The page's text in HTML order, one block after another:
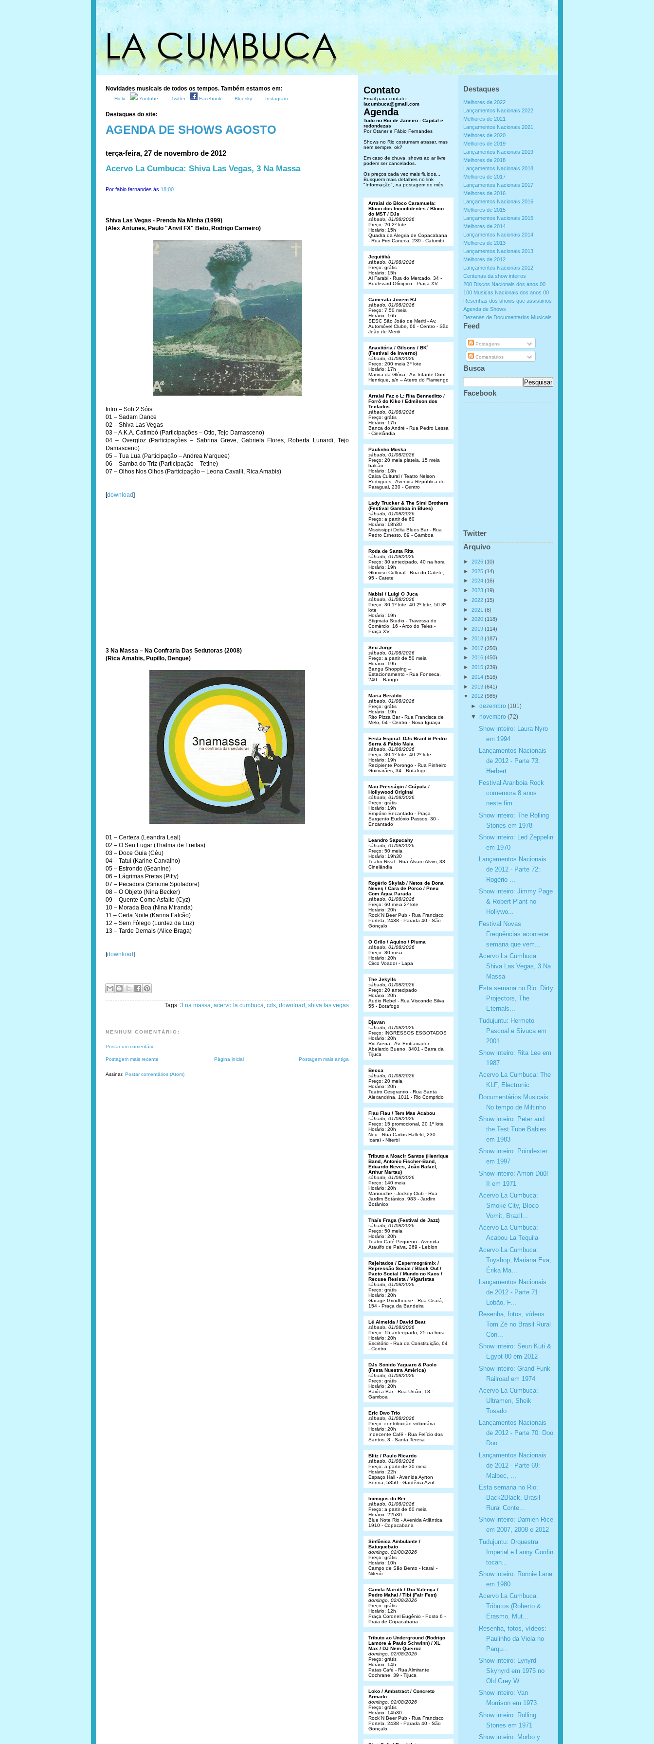
Novidades musicais de todos os tempos. Também estamos em:
Flickr: Youtube : Twitter: Facebook : Bluesky : Instagram
Destaques do site:
AGENDA DE SHOWS AGOSTO
terça-feira, 27 de novembro de 2012
Acervo La Cumbuca: Shiva Las Vegas, 3 Na Massa
Por fabio fernandes às 18:00
Shiva Las Vegas - Prenda Na Minha (1999)
(Alex Antunes, Paulo "Anvil FX" Beto, Rodrigo Carneiro)
Intro – Sob 2 Sóis
01 – Sadam Dance
02 – Shiva Las Vegas
03 – A.K.A. Catimbó (Participações – Otto, Tejo Damasceno)
04 – Overgloz (Participações – Sabrina Greve, Gabriela Flores, Roberta Lunardi, Tejo
Damasceno)
05 – Tua Lua (Participação – Andrea Marquee)
06 – Samba do Triz (Participação – Tetine)
07 – Olhos Nos Olhos (Participação – Leona Cavalli, Rica Amabis)
[download]
3 Na Massa – Na Confraria Das Sedutoras (2008)
(Rica Amabis, Pupillo, Dengue)
01 – Certeza (Leandra Leal)
02 – O Seu Lugar (Thalma de Freitas)
03 – Doce Guia (Céu)
04 – Tatuí (Karine Carvalho)
05 – Estrondo (Geanine)
06 – Lágrimas Pretas (Pitty)
07 – Pecadora (Simone Spoladore)
08 – O Objeto (Nina Becker)
09 – Quente Como Asfalto (Cyz)
10 – Morada Boa (Nina Miranda)
11 – Certa Noite (Karina Falcão)
12 – Sem Fôlego (Lurdez da Luz)
13 – Tarde Demais (Alice Braga)
[download]
Tags: 3 na massa, acervo la cumbuca, cds, download , shiva las vegas
NENHUM COMENTÁRIO:
Postar um comentário
Postagem mais recente Postagem mais antiga
Página inicial
Assinar: Postar comentários (Atom)
Destaques
Melhores de 2022
Lançamentos Nacionais 2022
Melhores de 2021
Lançamentos Nacionais 2021
Melhores de 2020
Melhores de 2019
Lançamentos Nacionais 2019
Melhores de 2018
Lançamentos Nacionais 2018
Melhores de 2017
Lançamentos Nacionais 2017
Melhores de 2016
Lançamentos Nacionais 2016
Melhores de 2015
Lançamentos Nacionais 2015
Melhores de 2014
Lançamentos Nacionais 2014
Melhores de 2013
Lançamentos Nacionais 2013
Melhores de 2012
Lançamentos Nacionais 2012
Centenas da show inteiros
200 Discos Nacionais dos anos 00
100 Musicas Nacionais dos anos 00
Resenhas dos shows que assistimos
Agenda de Shows
Dezenas de Documentarios Musicais
Feed
Postagens
Comentários
Busca
Facebook
Twitter
Arquivo
► 2026 (10)
► 2025 (14)
► 2024 (16)
► 2023 (19)
► 2022 (15)
► 2021 (8)
► 2020 (118)
► 2019 (114)
► 2018 (187)
► 2017 (250)
► 2016 (450)
► 2015 (239)
► 2014 (516)
► 2013 (641)
▼ 2012 (985)
► dezembro (101)
▼ novembro (72)
Show inteiro: Laura Nyro
em 1994
Lançamentos Nacionais
de 2012 - Parte 73:
Herbert ...
Festival Arariboia Rock
comemora 8 anos
neste fim ...
Show inteiro: The Rolling
Stones em 1978
Show inteiro: Led Zeppelin
em 1970
Lançamentos Nacionais
de 2012 - Parte 72:
Rogério ...
Show inteiro: Jimmy Page
& Robert Plant no
Hollywo...
Festival Novas
Frequências acontece
semana que vem...
Acervo La Cumbuca:
Shiva Las Vegas, 3 Na
Massa
Esta semana no Rio: Dirty
Projectors, The
Eternals...
Tudujuntu: Hermeto
Pascoal e Sivuca em
2001
Show inteiro: Rita Lee em
1987
Acervo La Cumbuca: The
KLF, Electronic
Documentários Musicais:
No tempo de Miltinho
Show inteiro: Peter and
the Test Tube Babies
em 1983
Show inteiro: Poindexter
em 1997
Show inteiro: Amon Düül
II em 1971
Acervo La Cumbuca:
Smoke City, Bloco
Vomit, Brazil...
Acervo La Cumbuca:
Acabou La Tequila
Acervo La Cumbuca:
Toyshop, Mariana Eva,
Érika Ma...
Lançamentos Nacionais
de 2012 - Parte 71:
Lobão, F...
Resenha, fotos, vídeos:
Tom Zé no Brasil Rural
Con...
Show inteiro: Seun Kuti &
Egypt 80 em 2012
Show inteiro: Grand Funk
Railroad em 1974
Acervo La Cumbuca:
Ultramen, Sheik
Tosado
Lançamentos Nacionais
de 2012 - Parte 70: Doo
Doo ...
Lançamentos Nacionais
de 2012 - Parte 69:
Malbec, ...
Esta semana no Rio:
Back2Black, Brasil
Rural Conte...
Show inteiro: Damien Rice
em 2007, 2008 e 2012
Tudujuntu: Orquestra
Imperial e Lanny Gordin
tocan...
Show inteiro: Ronnie Lane
em 1980
Acervo La Cumbuca:
Tributos (Roberto &
Erasmo, Mut...
Resenha, fotos, vídeos:
Paulinho da Viola no
Parqu...
Show inteiro: Lynyrd
Skynyrd em 1975 no
Old Grey W...
Show inteiro: Van
Morrison em 1973
Show inteiro: Rolling
Stones em 1971
Show inteiro: Morbo y
Contato
Email para contato:
lacumbuca@gmail.com
Agenda
Tudo no Rio de Janeiro - Capital e
redondezas
Por Otaner e Fábio Fernandes
Shows no Rio costumam atrasar, mas
nem sempre, ok?
Em caso de chuva, shows ao ar livre
podem ser cancelados.
Os preços cada vez mais fluidos...
Busquem mais detalhes no link
"Informação", na postagem do mês.
Arraial do Bloco Caramuela:
Bloco dos Inconfidentes / Bloco
do MST / DJs
sábado, 01/08/2026
Preço: 20 2º lote
Horário: 15h
Quadra da Alegria de Copacabana
- Rua Frei Caneca, 239 - Catumbi
Jequitibá
sábado, 01/08/2026
Preço: grátis
Horário: 15h
Al Farabi - Rua do Mercado, 34 -
Boulevard Olímpico - Praça XV
Camerata Jovem RJ
sábado, 01/08/2026
Preço: 7,50 meia
Horário: 16h
SESC São João de Meriti - Av.
Automóvel Clube, 66 - Centro - São
João de Meriti
Anavitória / Gilsons / BK´
(Festival de Inverno)
sábado, 01/08/2026
Preço: 200 meia 3º lote
Horário: 17h
Marina da Glória - Av. Infante Dom
Henrique, s/n – Aterro do Flamengo
Arraial Faz o L: Rita Benneditto /
Forró do Kiko / Edmilson dos
Teclados
sábado, 01/08/2026
Preço: grátis
Horário: 17h
Banca do André - Rua Pedro Lessa
- Cinelândia
Paulinho Moska
sábado, 01/08/2026
Preço: 20 meia plateia, 15 meia
balcão
Horário: 18h
Caixa Cultural / Teatro Nelson
Rodrigues - Avenida República do
Paraguai, 230 - Centro
Lady Trucker & The Simi Brothers
(Festival Gamboa in Blues)
sábado, 01/08/2026
Preço: a partir de 60
Horário: 18h30
Mississippi Delta Blues Bar - Rua
Pedro Ernesto, 89 - Gamboa
Roda de Santa Rita
sábado, 01/08/2026
Preço: 30 antecipado, 40 na hora
Horário: 19h
Glorioso Cultural - Rua do Catete,
95 - Catete
Nabisi / Luigi O Juca
sábado, 01/08/2026
Preço: 30 1º lote, 40 2º lote, 50 3º
lote
Horário: 19h
Stigmata Studio - Travessa do
Comércio, 16 - Arco do Teles -
Praça XV
Seu Jorge
sábado, 01/08/2026
Preço: a partir de 50 meia
Horário: 19h
Bangu Shopping –
Estacionamento - Rua Fonseca,
240 – Bangu
Maria Beraldo
sábado, 01/08/2026
Preço: grátis
Horário: 19h
Rito Pizza Bar - Rua Francisca de
Melo, 64 - Centro - Nova Iguaçu
Festa Espiral: DJs Brant & Pedro
Serra & Fábio Maia
sábado, 01/08/2026
Preço: 30 1º lote, 40 2º lote
Horário: 19h
Recipiente Porongo - Rua Pinheiro
Guimarães, 34 - Botafogo
Mau Presságio / Crápula /
Hollywood Original
sábado, 01/08/2026
Preço: grátis
Horário: 19h
Empório Encantado - Praça
Sargento Eudóxio Passos, 30 -
Encantado
Leandro Sapucahy
sábado, 01/08/2026
Preço: 50 meia
Horário: 19h30
Teatro Rival - Rua Álvaro Alvim, 33 -
Cinelândia
Rogério Skylab / Netos de Dona
Neves / Cara de Porco / Pneu
Com Água Parada
sábado, 01/08/2026
Preço: 60 meia 2º lote
Horário: 20h
Rock´N Beer Pub - Rua Francisco
Portela, 2438 - Parada 40 - São
Gonçalo
O Grilo / Aquino / Pluma
sábado, 01/08/2026
Preço: 80 meia
Horário: 20h
Circo Voador - Lapa
The Jekylls
sábado, 01/08/2026
Preço: 20 antecipado
Horário: 20h
Audio Rebel - Rua Visconde Silva,
55 - Botafogo
Djavan
sábado, 01/08/2026
Preço: INGRESSOS ESGOTADOS
Horário: 20h
Rio Arena - Av. Embaixador
Abelardo Bueno, 3401 - Barra da
Tijuca
Becca
sábado, 01/08/2026
Preço: 20 meia
Horário: 20h
Teatro Cesgranrio - Rua Santa
Alexandrina, 1011 - Rio Comprido
Flau Flau / Tem Mas Acabou
sábado, 01/08/2026
Preço: 15 promocional, 20 1º lote
Horário: 20h
Neu - Rua Carlos Halfeld, 230 -
Icaraí - Niterói
Tributo a Moacir Santos (Henrique
Band, Antonio Fischer-Band,
Eduardo Neves, João Rafael,
Arthur Martau)
sábado, 01/08/2026
Preço: 140 meia
Horário: 20h
Manouche - Jockey Club - Rua
Jardim Botânico, 983 - Jardim
Botânico
Thaís Fraga (Festival de Jazz)
sábado, 01/08/2026
Preço: 50 meia
Horário: 20h
Teatro Café Pequeno - Avenida
Ataulfo de Paiva, 269 - Leblon
Rejeitados / Espermogrämix /
Repressão Social / Black Out /
Pacto Social / Mundo no Kaos /
Recuse Resista / Vigaristas
sábado, 01/08/2026
Preço: grátis
Horário: 20h
Garage Grindhouse - Rua Ceará,
154 - Praça da Bandeira
Lê Almeida / David Beat
sábado, 01/08/2026
Preço: 15 antecipado, 25 na hora
Horário: 20h
Escritório - Rua da Constituição, 64
- Centro
DJs Sonido Yaguaro & Paolo
(Festa Nuestra América)
sábado, 01/08/2026
Preço: grátis
Horário: 20h
Baiúca Bar - Rua União, 18 -
Gamboa
Eric Dwo Trio
sábado, 01/08/2026
Preço: contribuição voluntária
Horário: 20h
Indecente Café - Rua Felício dos
Santos, 3 - Santa Teresa
Blitz / Paulo Ricardo
sábado, 01/08/2026
Preço: a partir de 30 meia
Horário: 22h
Espaço Hall - Avenida Ayrton
Senna, 5850 - Gardênia Azul
Inimigos do Rei
sábado, 01/08/2026
Preço: a partir de 60 meia
Horário: 22h30
Blue Note Rio - Avenida Atlântica,
1910 - Copacabana
Sinfônica Ambulante /
Batuquebato
domingo, 02/08/2026
Preço: grátis
Horário: 10h
Campo de São Bento - Icaraí -
Niterói
Camila Marotti / Gui Valença /
Pedro Mahal / Tibí (Fair Fest)
domingo, 02/08/2026
Preço: grátis
Horário: 12h
Praça Coronel Eugênio - Posto 6 -
Praia de Copacabana
Tributo ao Underground (Rodrigo
Lamore & Paulo Schwinn) / XL
Max / DJ Nem Queiroz
domingo, 02/08/2026
Preço: grátis
Horário: 14h
Patas Café - Rua Almirante
Cochrane, 39 - Tijuca
Loko / Ambstract / Concreto
Armado
domingo, 02/08/2026
Preço: grátis
Horário: 14h30
Rock´N Beer Pub - Rua Francisco
Portela, 2438 - Parada 40 - São
Gonçalo